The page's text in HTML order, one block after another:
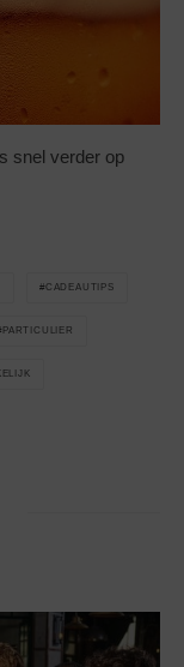
snel verder op
CADEAUTIPS
PARTICULIER